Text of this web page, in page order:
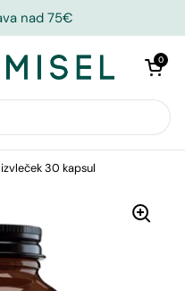
nad 75€
Odpri0
30 kapsul